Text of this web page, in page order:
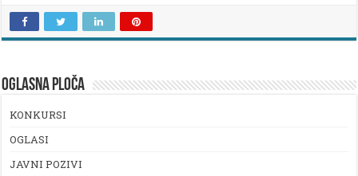
OGLASNA PLOČA
KONKURSI
OGLASI
JAVNI POZIVI